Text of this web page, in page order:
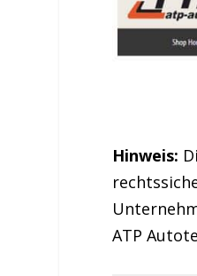
Hinweis:
ATP